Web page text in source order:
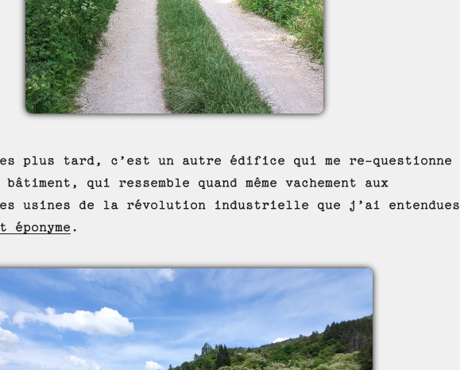
plus tard, c’est un autre édifice qui me re-questionne
bâtiment, qui ressemble quand même vachement aux
usines de la révolution industrielle que j’ai entendues
éponyme .